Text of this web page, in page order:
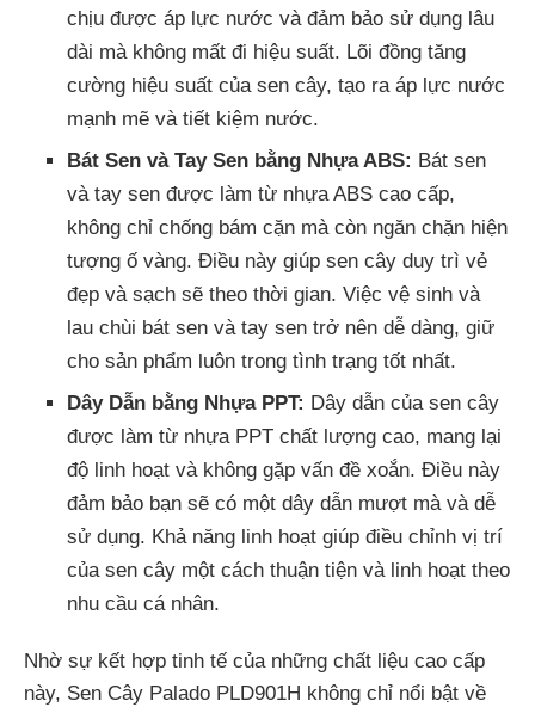
chịu được áp lực nước và đảm bảo sử dụng lâu
dài mà không mất đi hiệu suất. Lõi đồng tăng
cường hiệu suất của sen cây, tạo ra áp lực nước
mạnh mẽ và tiết kiệm nước.
Bát Sen và Tay Sen bằng Nhựa ABS: Bát sen
và tay sen được làm từ nhựa ABS cao cấp,
không chỉ chống bám cặn mà còn ngăn chặn hiện
tượng ố vàng. Điều này giúp sen cây duy trì vẻ
đẹp và sạch sẽ theo thời gian. Việc vệ sinh và
lau chùi bát sen và tay sen trở nên dễ dàng, giữ
cho sản phẩm luôn trong tình trạng tốt nhất.
Dây Dẫn bằng Nhựa PPT: Dây dẫn của sen cây
được làm từ nhựa PPT chất lượng cao, mang lại
độ linh hoạt và không gặp vấn đề xoắn. Điều này
đảm bảo bạn sẽ có một dây dẫn mượt mà và dễ
sử dụng. Khả năng linh hoạt giúp điều chỉnh vị trí
của sen cây một cách thuận tiện và linh hoạt theo
nhu cầu cá nhân.
Nhờ sự kết hợp tinh tế của những chất liệu cao cấp
này, Sen Cây Palado PLD901H không chỉ nổi bật về